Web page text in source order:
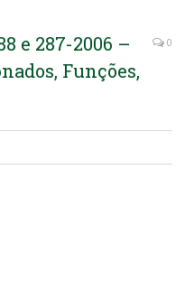
e 287-2006 –
Funções,
0